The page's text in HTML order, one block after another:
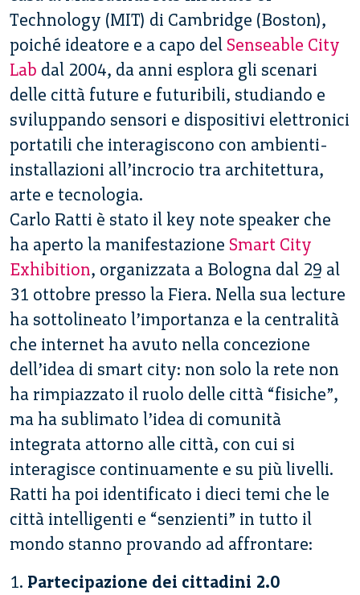
Technology (MIT) di Cambridge (Boston),
poiché ideatore e a capo del Senseable City
Lab dal 2004, da anni esplora gli scenari
delle città future e futuribili, studiando e
sviluppando sensori e dispositivi elettronici
portatili che interagiscono con ambienti-
installazioni all’incrocio tra architettura,
arte e tecnologia.
Carlo Ratti è stato il key note speaker che
ha aperto la manifestazione Smart City
Exhibition, organizzata a Bologna dal 29 al
31 ottobre presso la Fiera. Nella sua lecture
ha sottolineato l’importanza e la centralità
che internet ha avuto nella concezione
dell’idea di smart city: non solo la rete non
ha rimpiazzato il ruolo delle città “fisiche”,
ma ha sublimato l’idea di comunità
integrata attorno alle città, con cui si
interagisce continuamente e su più livelli.
Ratti ha poi identificato i dieci temi che le
città intelligenti e “senzienti” in tutto il
mondo stanno provando ad affrontare:
1. Partecipazione dei cittadini 2.0